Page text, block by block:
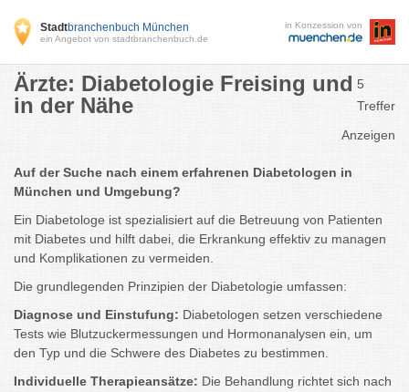
Stadtbranchenbuch München
ein Angebot von stadtbranchenbuch.de
in Konzession von
Ärzte: Diabetologie Freising und
in der Nähe
5
Treffer
Anzeigen
Auf der Suche nach einem erfahrenen Diabetologen in
München und Umgebung?
Ein Diabetologe ist spezialisiert auf die Betreuung von Patienten
mit Diabetes und hilft dabei, die Erkrankung effektiv zu managen
und Komplikationen zu vermeiden.
Die grundlegenden Prinzipien der Diabetologie umfassen:
Diagnose und Einstufung: Diabetologen setzen verschiedene
Tests wie Blutzuckermessungen und Hormonanalysen ein, um
den Typ und die Schwere des Diabetes zu bestimmen.
Individuelle Therapieansätze: Die Behandlung richtet sich nach